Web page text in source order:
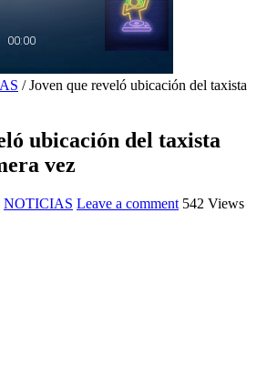
/ Joven que reveló ubicación del taxista
ubicación del taxista
vez
NOTICIAS Leave a comment 542 Views